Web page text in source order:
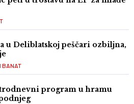
u Deliblatskoj peščari ozbiljna,
BANAT
program u hramu